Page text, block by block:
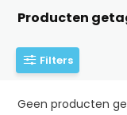
Producten
Filters
Geen producten